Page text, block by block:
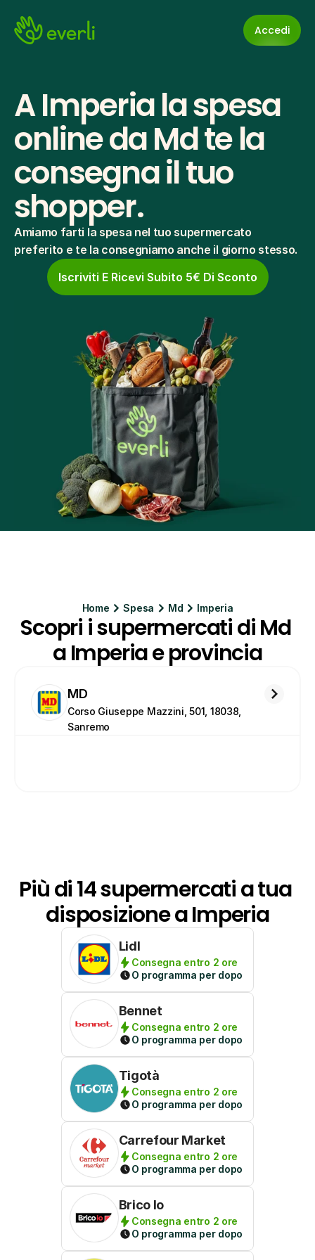
Accedi
A Imperia la spesa
online da Md te la
consegna il tuo
shopper.
Amiamo farti la spesa nel tuo supermercato
preferito e te la consegniamo anche il giorno stesso.
Iscriviti E Ricevi Subito 5€ Di Sconto
Home Spesa Md Imperia
Scopri i supermercati di Md
a Imperia e provincia
MD
Corso Giuseppe Mazzini, 501, 18038,
Sanremo
Più di 14 supermercati a tua
disposizione a Imperia
Lidl
Consegna entro 2 ore
O programma per dopo
Bennet
Consegna entro 2 ore
O programma per dopo
Tigotà
Consegna entro 2 ore
O programma per dopo
Carrefour Market
Consegna entro 2 ore
O programma per dopo
Brico Io
Consegna entro 2 ore
O programma per dopo